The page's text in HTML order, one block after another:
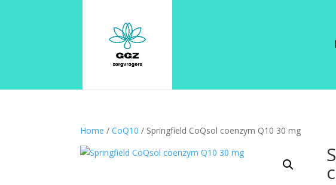
Home /CoQ10 / Springfield CoQsol coenzym Q10 30 mg